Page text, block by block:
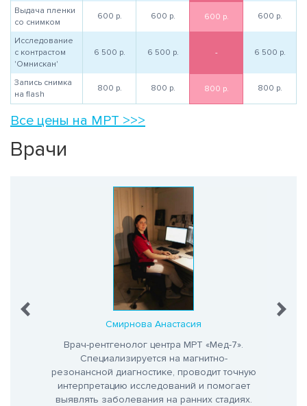
Выдача пленки
со снимком
600 р. 600 р. 600 р. 600 р.
Исследование
с контрастом
'Омнискан'
6 500 р. 6 500 р. - 6 500 р.
Запись снимка
на flash
800 р. 800 р. 800 р. 800 р.
Все цены на МРТ >>>
Врачи
Смирнова Анастасия
Врач-рентгенолог центра МРТ «Мед-7».
Специализируется на магнитно-
резонансной диагностике, проводит точную
интерпретацию исследований и помогает
выявлять заболевания на ранних стадиях.